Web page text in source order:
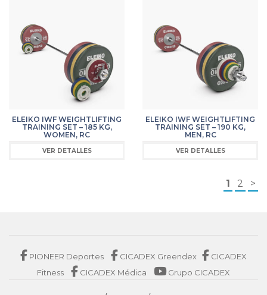
ELEIKO IWF WEIGHTLIFTING
TRAINING SET – 185 KG,
WOMEN, RC
VER DETALLES
ELEIKO IWF WEIGHTLIFTING
TRAINING SET – 190 KG,
MEN, RC
VER DETALLES
1 2 >
PIONEER Deportes CICADEX Greendex
CICADEX
Fitness
CICADEX Médica Grupo CICADEX